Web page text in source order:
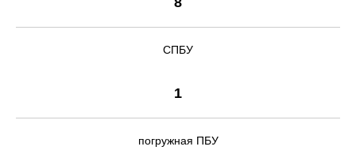
СПБУ
1
погружная ПБУ